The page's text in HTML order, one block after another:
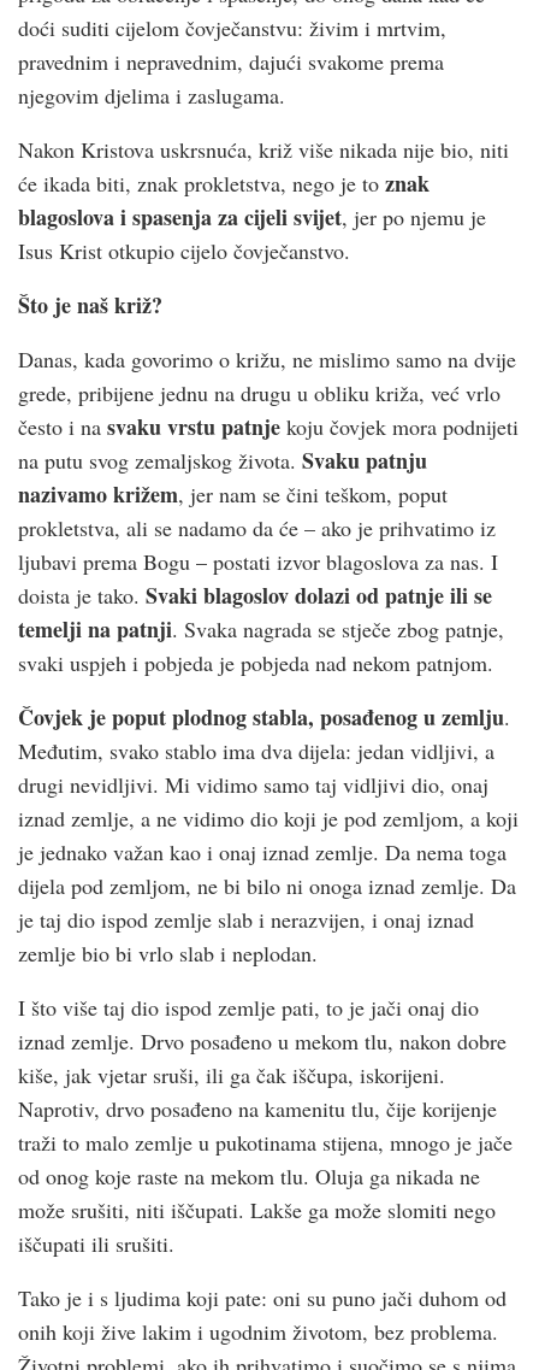
doći suditi cijelom čovječanstvu: živim i mrtvim,
pravednim i nepravednim, dajući svakome prema
njegovim djelima i zaslugama.
Nakon Kristova uskrsnuća, križ više nikada nije bio, niti
će ikada biti, znak prokletstva, nego je to znak
blagoslova i spasenja za cijeli svijet, jer po njemu je
Isus Krist otkupio cijelo čovječanstvo.
Što je naš križ?
Danas, kada govorimo o križu, ne mislimo samo na dvije
grede, pribijene jednu na drugu u obliku križa, već vrlo
često i na svaku vrstu patnje koju čovjek mora podnijeti
na putu svog zemaljskog života. Svaku patnju
nazivamo križem, jer nam se čini teškom, poput
prokletstva, ali se nadamo da će – ako je prihvatimo iz
ljubavi prema Bogu – postati izvor blagoslova za nas. I
doista je tako. Svaki blagoslov dolazi od patnje ili se
temelji na patnji. Svaka nagrada se stječe zbog patnje,
svaki uspjeh i pobjeda je pobjeda nad nekom patnjom.
Čovjek je poput plodnog stabla, posađenog u zemlju.
Međutim, svako stablo ima dva dijela: jedan vidljivi, a
drugi nevidljivi. Mi vidimo samo taj vidljivi dio, onaj
iznad zemlje, a ne vidimo dio koji je pod zemljom, a koji
je jednako važan kao i onaj iznad zemlje. Da nema toga
dijela pod zemljom, ne bi bilo ni onoga iznad zemlje. Da
je taj dio ispod zemlje slab i nerazvijen, i onaj iznad
zemlje bio bi vrlo slab i neplodan.
I što više taj dio ispod zemlje pati, to je jači onaj dio
iznad zemlje. Drvo posađeno u mekom tlu, nakon dobre
kiše, jak vjetar sruši, ili ga čak iščupa, iskorijeni.
Naprotiv, drvo posađeno na kamenitu tlu, čije korijenje
traži to malo zemlje u pukotinama stijena, mnogo je jače
od onog koje raste na mekom tlu. Oluja ga nikada ne
može srušiti, niti iščupati. Lakše ga može slomiti nego
iščupati ili srušiti.
Tako je i s ljudima koji pate: oni su puno jači duhom od
onih koji žive lakim i ugodnim životom, bez problema.